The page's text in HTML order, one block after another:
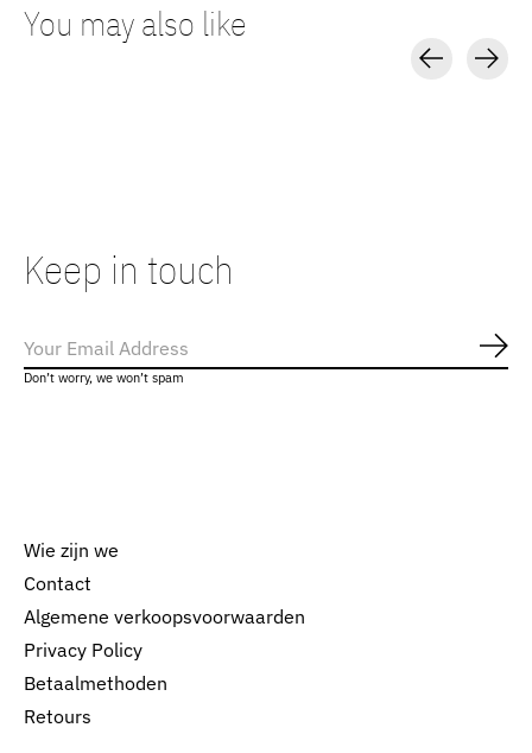
You may also like
Keep in touch
Don’t worry, we won’t spam
Wie zijn we
Contact
Algemene verkoopsvoorwaarden
Privacy Policy
Betaalmethoden
Retours